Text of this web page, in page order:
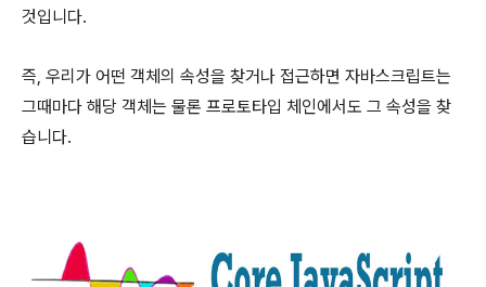
것입니다.
즉, 우리가 어떤 객체의 속성을 찾거나 접근하면 자바스크립트는
그때마다 해당 객체는 물론 프로토타입 체인에서도 그 속성을 찾
습니다.